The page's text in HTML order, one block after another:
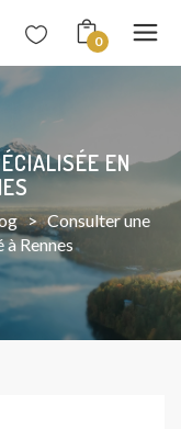
0
EN
> Consulter une
Rennes